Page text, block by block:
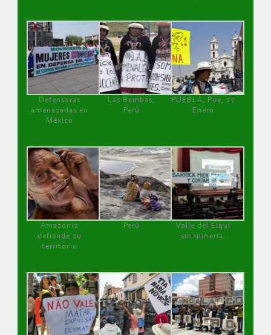
Defensoras
amenazadas en
México
Las Bambas,
Perú
PUEBLA, Pue, 27
Enero
Amazonía
defiende su
territorio
Perú
Valle del Elqui
sin minería.